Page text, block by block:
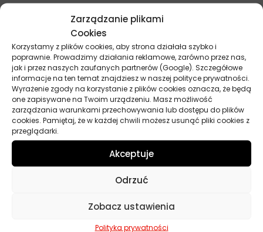
Zarządzanie plikami
Cookies
Korzystamy z plików cookies, aby strona działała szybko i
poprawnie. Prowadzimy działania reklamowe, zarówno przez nas,
jak i przez naszych zaufanych partnerów (Google). Szczegółowe
informacje na ten temat znajdziesz w naszej polityce prywatności.
Wyrażenie zgody na korzystanie z plików cookies oznacza, że będą
one zapisywane na Twoim urządzeniu. Masz możliwość
zarządzania warunkami przechowywania lub dostępu do plików
cookies. Pamiętaj, że w każdej chwili możesz usunąć pliki cookies z
przeglądarki.
Akceptuje
Odrzuć
Zobacz ustawienia
Polityka prywatności
sposoby napoprawieniejakości powietrza w
pomieszczeniach, co pozwala na lepsze samopoczucie i
większą wygodę.
AmbiPur zawsze stawia na jakość swoich produktów,
dlatego używamy tylko najwyższej jakości składników i
starannie wyselekcjonowanych zapachów. Zapachy są
zaprojektowane z myślą o spełnieniu różnorodnych potrzeb
konsumentów, a ich zapach sprawia, że każdy może
znaleźć wśród produktów coś dla siebie.
Firma działa na rynku już od wielu lat i zyskała zaufanie
konsumentów na całym świecie. Stale rozwijają produkty,
aby spełnić potrzeby rynku i zapewnić klientom jeszcze
dostępne w wielu krajach i cieszą się uznaniem zarówno
wśród profesjonalistów, jak i klientów indywidualnych.
Przydatne linki
Oleje
Chemia
Kosmetyki
Akcesoria
Żarówki
Zapachy